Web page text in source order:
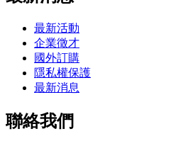
最新活動
企業徵才
國外訂購
隱私權保護
最新消息
聯絡我們